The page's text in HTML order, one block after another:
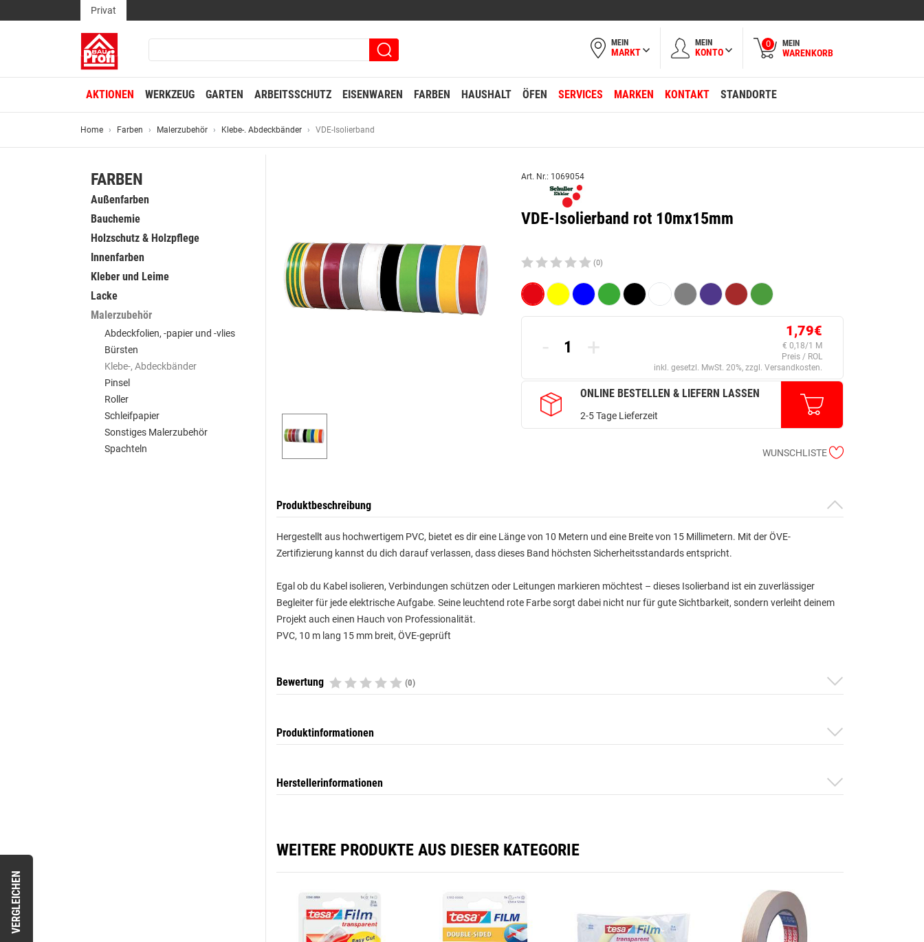
VERGLEICHEN
Privat
MEIN
MARKT
MEIN
KONTO
0 MEIN
WARENKORB
AKTIONEN WERKZEUG GARTEN ARBEITSSCHUTZ EISENWAREN FARBEN HAUSHALT ÖFEN SERVICES MARKEN KONTAKT STANDORTE
Home Farben Malerzubehör Klebe-. Abdeckbänder VDE-Isolierband
FARBEN
Außenfarben
Bauchemie
Holzschutz & Holzpflege
Innenfarben
Kleber und Leime
Lacke
Malerzubehör
Abdeckfolien, -papier und -vlies
Bürsten
Klebe-, Abdeckbänder
Pinsel
Roller
Schleifpapier
Sonstiges Malerzubehör
Spachteln
Art. Nr.: 1069054
VDE-Isolierband rot 10mx15mm
(0)
- +
1,79€
€ 0,18/1 M
Preis / ROL
inkl. gesetzl. MwSt. 20%, zzgl. Versandkosten.
ONLINE BESTELLEN & LIEFERN LASSEN
2-5 Tage Lieferzeit
WUNSCHLISTE
Produktbeschreibung
Hergestellt aus hochwertigem PVC, bietet es dir eine Länge von 10 Metern und eine Breite von 15 Millimetern. Mit der ÖVE-
Zertifizierung kannst du dich darauf verlassen, dass dieses Band höchsten Sicherheitsstandards entspricht.
Egal ob du Kabel isolieren, Verbindungen schützen oder Leitungen markieren möchtest – dieses Isolierband ist ein zuverlässiger
Begleiter für jede elektrische Aufgabe. Seine leuchtend rote Farbe sorgt dabei nicht nur für gute Sichtbarkeit, sondern verleiht deinem
Projekt auch einen Hauch von Professionalität.
PVC, 10 m lang 15 mm breit, ÖVE-geprüft
Bewertung (0)
Produktinformationen
Herstellerinformationen
WEITERE PRODUKTE AUS DIESER KATEGORIE